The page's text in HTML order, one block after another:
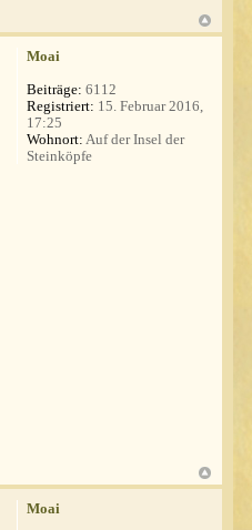
Moai
Beiträge: 6112
Registriert: 15. Februar 2016,
17:25
Wohnort: Auf der Insel der
Steinköpfe
Moai